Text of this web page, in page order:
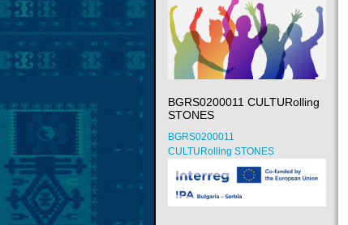
BGRS0200011 CULTURolling
STONES
BGRS0200011
CULTURolling STONES